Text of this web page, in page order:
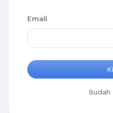
Email
Sudah